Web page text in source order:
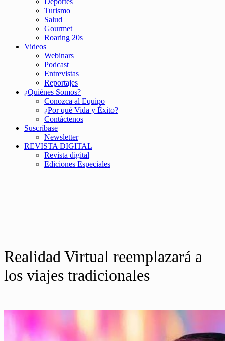
Turismo
Salud
Gourmet
Roaring 20s
Videos
Webinars
Podcast
Entrevistas
Reportajes
¿Quiénes Somos?
Conozca al Equipo
¿Por qué Vida y Éxito?
Contáctenos
Suscríbase
Newsletter
REVISTA DIGITAL
Revista digital
Ediciones Especiales
Realidad Virtual reemplazará a
los viajes tradicionales